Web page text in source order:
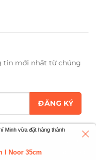
tin mới nhất từ chúng
All Rights Reserved -
và chờ cấp phép
Minh vừa đặt hàng thành
I Noor 35cm